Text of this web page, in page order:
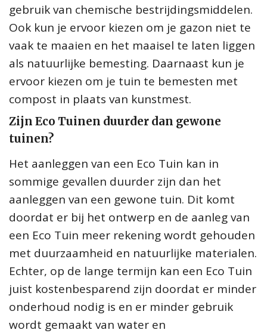
gebruik van chemische bestrijdingsmiddelen.
Ook kun je ervoor kiezen om je gazon niet te
vaak te maaien en het maaisel te laten liggen
als natuurlijke bemesting. Daarnaast kun je
ervoor kiezen om je tuin te bemesten met
compost in plaats van kunstmest.
Zijn Eco Tuinen duurder dan gewone
tuinen?
Het aanleggen van een Eco Tuin kan in
sommige gevallen duurder zijn dan het
aanleggen van een gewone tuin. Dit komt
doordat er bij het ontwerp en de aanleg van
een Eco Tuin meer rekening wordt gehouden
met duurzaamheid en natuurlijke materialen.
Echter, op de lange termijn kan een Eco Tuin
juist kostenbesparend zijn doordat er minder
onderhoud nodig is en er minder gebruik
wordt gemaakt van water en